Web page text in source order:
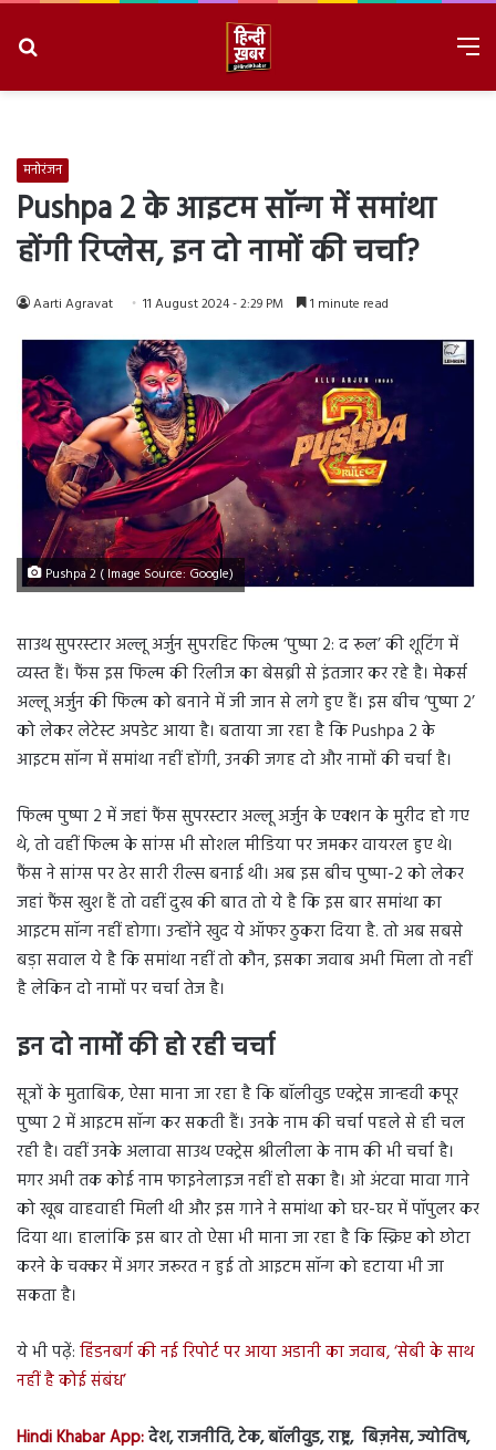
मनोरंजन
Pushpa 2 के आइटम सॉन्ग में समांथा
होंगी रिप्लेस, इन दो नामों की चर्चा?
Aarti Agravat 11 August 2024 - 2:29 PM 1 minute read
Pushpa 2 ( Image Source: Google)
साउथ सुपरस्टार अल्लू अर्जुन सुपरहिट फिल्म ‘पुष्पा 2: द रूल’ की शूटिंग में
व्यस्त हैं। फैंस इस फिल्म की रिलीज का बेसब्री से इंतजार कर रहे है। मेकर्स
अल्लू अर्जुन की फिल्म को बनाने में जी जान से लगे हुए हैं। इस बीच ‘पुष्पा 2’
को लेकर लेटेस्ट अपडेट आया है। बताया जा रहा है कि Pushpa 2 के
आइटम सॉन्ग में समांथा नहीं होंगी, उनकी जगह दो और नामों की चर्चा है।
फिल्म पुष्पा 2 में जहां फैंस सुपरस्टार अल्लू अर्जुन के एक्शन के मुरीद हो गए
थे, तो वहीं फिल्म के सांग्स भी सोशल मीडिया पर जमकर वायरल हुए थे।
फैंस ने सांग्स पर ढेर सारी रील्स बनाई थी। अब इस बीच पुष्पा-2 को लेकर
जहां फैंस खुश हैं तो वहीं दुख की बात तो ये है कि इस बार समांथा का
आइटम सॉन्ग नहीं होगा। उन्होंने खुद ये ऑफर ठुकरा दिया है. तो अब सबसे
बड़ा सवाल ये है कि समांथा नहीं तो कौन, इसका जवाब अभी मिला तो नहीं
है लेकिन दो नामों पर चर्चा तेज है।
इन दो नामों की हो रही चर्चा
सूत्रों के मुताबिक, ऐसा माना जा रहा है कि बॉलीवुड एक्ट्रेस जान्हवी कपूर
पुष्पा 2 में आइटम सॉन्ग कर सकती हैं। उनके नाम की चर्चा पहले से ही चल
रही है। वहीं उनके अलावा साउथ एक्ट्रेस श्रीलीला के नाम की भी चर्चा है।
मगर अभी तक कोई नाम फाइनेलाइज नहीं हो सका है। ओ अंटवा मावा गाने
को खूब वाहवाही मिली थी और इस गाने ने समांथा को घर-घर में पॉपुलर कर
दिया था। हालांकि इस बार तो ऐसा भी माना जा रहा है कि स्क्रिप्ट को छोटा
करने के चक्कर में अगर जरूरत न हुई तो आइटम सॉन्ग को हटाया भी जा
सकता है।
ये भी पढ़ें: हिंडनबर्ग की नई रिपोर्ट पर आया अडानी का जवाब, ‘सेबी के साथ
नहीं है कोई संबंध’
Hindi Khabar App:देश, राजनीति, टेक, बॉलीवुड, राष्ट्र, बिज़नेस, ज्योतिष,